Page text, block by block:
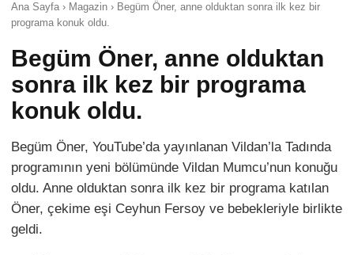
Ana Sayfa › Magazin › Begüm Öner, anne olduktan sonra ilk kez bir
programa konuk oldu.
Begüm Öner, anne olduktan
sonra ilk kez bir programa
konuk oldu.
Begüm Öner, YouTube’da yayınlanan Vildan’la Tadında
programının yeni bölümünde Vildan Mumcu’nun konuğu
oldu. Anne olduktan sonra ilk kez bir programa katılan
Öner, çekime eşi Ceyhun Fersoy ve bebekleriyle birlikte
geldi.